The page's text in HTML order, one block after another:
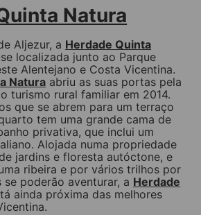
Natura
Aljezur, a Herdade Quinta
localizada junto ao Parque
Alentejano e Costa Vicentina.
Natura abriu as suas portas pela
turismo rural familiar em 2014.
que se abrem para um terraço
tem uma grande cama de
privativa, que inclui um
Alojada numa propriedade
jardins e floresta autóctone, e
ribeira e por vários trilhos por
poderão aventurar, a Herdade
ainda próxima das melhores